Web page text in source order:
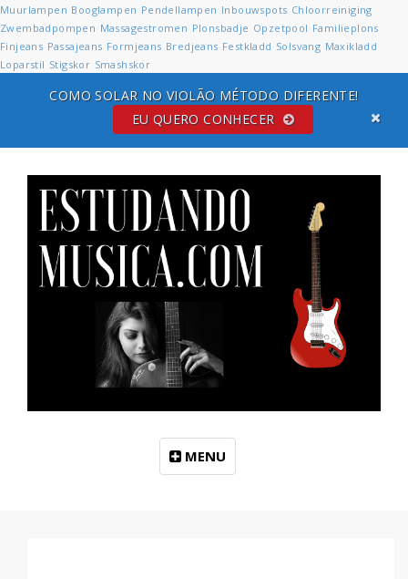
Muurlampen Booglampen Pendellampen Inbouwspots Chloorreiniging
Zwembadpompen Massagestromen Plonsbadje Opzetpool Familieplons
Finjeans Passajeans Formjeans Bredjeans Festkladd Solsvang Maxikladd
Loparstil Stigskor Smashskor
EU QUERO CONHECER
MENU